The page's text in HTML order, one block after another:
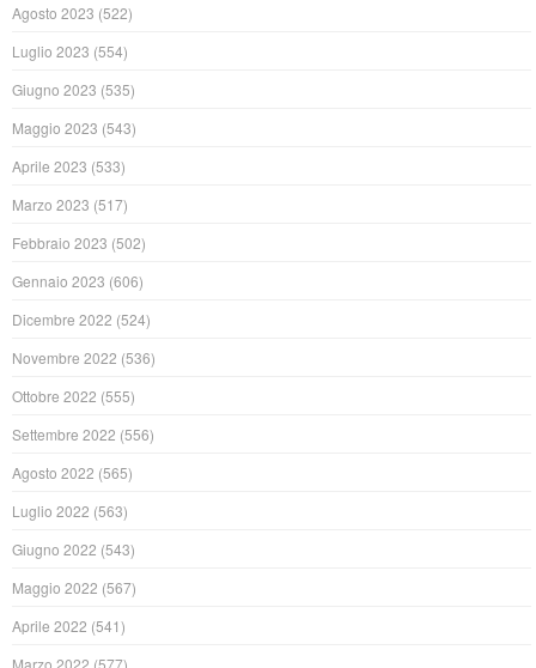
Agosto 2023 (522)
Luglio 2023 (554)
Giugno 2023 (535)
Maggio 2023 (543)
Aprile 2023 (533)
Marzo 2023 (517)
Febbraio 2023 (502)
Gennaio 2023 (606)
Dicembre 2022 (524)
Novembre 2022 (536)
Ottobre 2022 (555)
Settembre 2022 (556)
Agosto 2022 (565)
Luglio 2022 (563)
Giugno 2022 (543)
Maggio 2022 (567)
Aprile 2022 (541)
Marzo 2022 (577)